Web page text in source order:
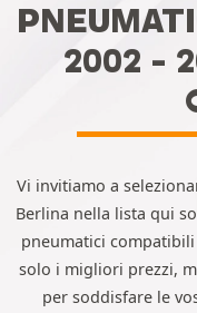
2002 -
Vi invitiamo a
Berlina nella lista qui
pneumatici
solo i migliori prezzi,
per soddisfare le